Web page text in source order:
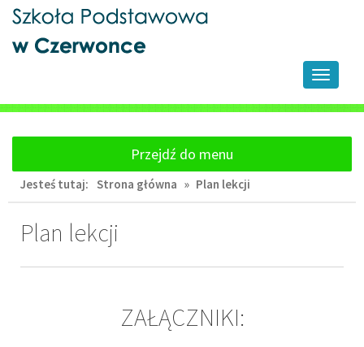
Przejdź
głównej
treści
Przejdź
wyszukiwarki
Przełącz
Przejdź do menu
Jesteś tutaj: Strona główna » Plan lekcji
Plan lekcji
ZAŁĄCZNIKI: